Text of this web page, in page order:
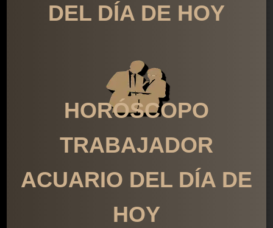
DEL DÍA DE HOY
HORÓSCOPO
TRABAJADOR
ACUARIO DEL DÍA DE
HOY